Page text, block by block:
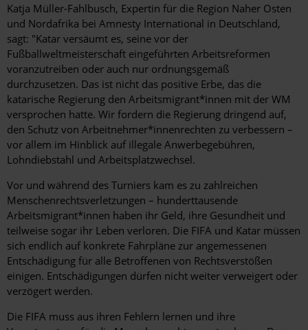
Katja Müller-Fahlbusch, Expertin für die Region Naher Osten
und Nordafrika bei Amnesty International in Deutschland,
sagt: "Katar versäumt es, seine vor der
Fußballweltmeisterschaft eingeführten Arbeitsreformen
voranzutreiben oder auch nur ordnungsgemäß
durchzusetzen. Das ist nicht das positive Erbe, das die
katarische Regierung den Arbeitsmigrant*innen mit der WM
versprochen hatte. Wir fordern die Regierung dringend auf,
den Schutz von Arbeitnehmer*innenrechten zu verbessern –
vor allem im Hinblick auf illegale Anwerbegebühren,
Lohndiebstahl und Arbeitsplatzwechsel.
Vor und während des Turniers kam es zu zahlreichen
Menschenrechtsverletzungen – hunderttausende
Arbeitsmigrant*innen haben ihr Geld, ihre Gesundheit und
teilweise sogar ihr Leben verloren. Die FIFA und Katar müssen
sich endlich auf konkrete Fahrpläne zur angemessenen
Entschädigung für alle Betroffenen von Rechtsverstößen
einigen. Entschädigungen dürfen nicht weiter verweigert oder
verzögert werden.
Die FIFA muss aus ihren Fehlern lernen und ihre